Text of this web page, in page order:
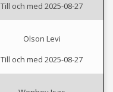
Till och med 2025-08-27
Olson Levi
Till och med 2025-08-27